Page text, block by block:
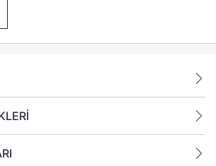
doku
ve is yapmaz, sağlıklı bir ortam